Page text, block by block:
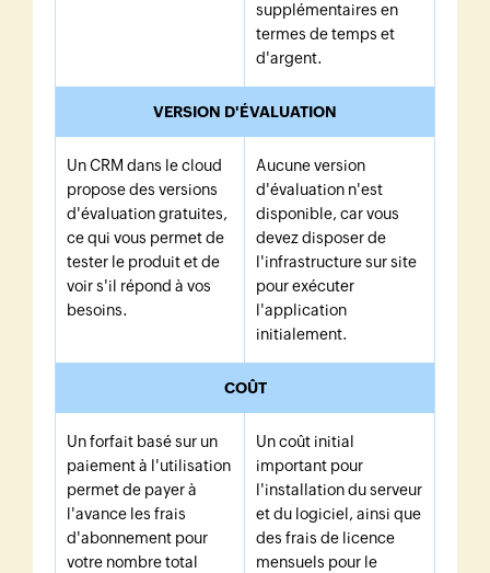
supplémentaires en
termes de temps et
d'argent.
VERSION D'ÉVALUATION
Un CRM dans le cloud
propose des versions
d'évaluation gratuites,
ce qui vous permet de
tester le produit et de
voir s'il répond à vos
besoins.
Aucune version
d'évaluation n'est
disponible, car vous
devez disposer de
l'infrastructure sur site
pour exécuter
l'application
initialement.
COÛT
Un forfait basé sur un
paiement à l'utilisation
permet de payer à
l'avance les frais
d'abonnement pour
votre nombre total
Un coût initial
important pour
l'installation du serveur
et du logiciel, ainsi que
des frais de licence
mensuels pour le